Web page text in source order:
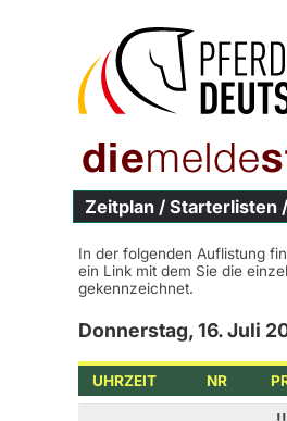
Zeitplan / Starterlisten
In der folgenden Auflistung
ein Link mit dem Sie die
gekennzeichnet.
Donnerstag, 16. Juli
UHRZEIT NR